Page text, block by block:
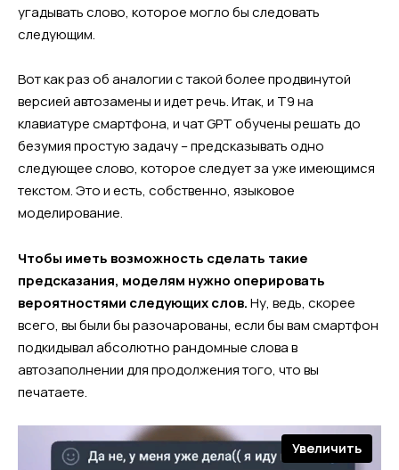
угадывать слово, которое могло бы следовать
следующим.
Вот как раз об аналогии с такой более продвинутой
версией автозамены и идет речь. Итак, и Т9 на
клавиатуре смартфона, и чат GPT обучены решать до
безумия простую задачу – предсказывать одно
следующее слово, которое следует за уже имеющимся
текстом. Это и есть, собственно, языковое
моделирование.
Чтобы иметь возможность сделать такие
предсказания, моделям нужно оперировать
вероятностями следующих слов.Ну, ведь, скорее
всего, вы были бы разочарованы, если бы вам смартфон
подкидывал абсолютно рандомные слова в
автозаполнении для продолжения того, что вы
печатаете.
Увеличить